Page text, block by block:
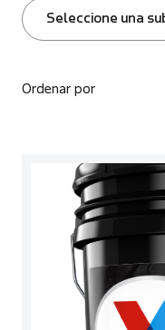
Seleccione una
Ordenar por